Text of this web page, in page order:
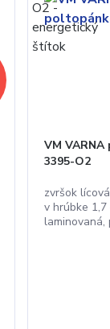
VM
3395-O2
zvršok
v hrúbke 1,7
laminovaná,